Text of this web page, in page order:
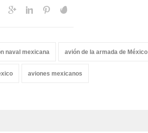
naval mexicana avión de la armada de México
aviones mexicanos